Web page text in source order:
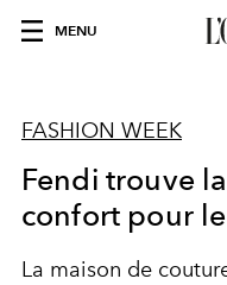
MENU
FASHION WEEK
Fendi trouve
confort pour
La maison de